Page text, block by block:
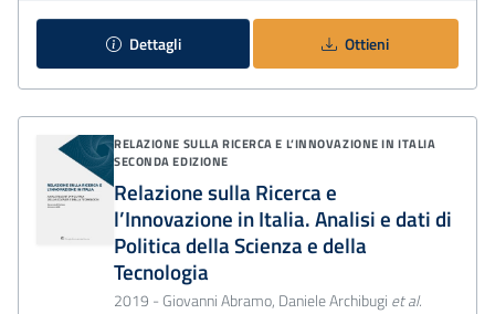
Dettagli Ottieni
RELAZIONE SULLA RICERCA E L’INNOVAZIONE IN ITALIA
SECONDA EDIZIONE
Relazione sulla Ricerca e
l’Innovazione in Italia. Analisi e dati di
Politica della Scienza e della
Tecnologia
2019 - Giovanni Abramo, Daniele Archibugi et al.